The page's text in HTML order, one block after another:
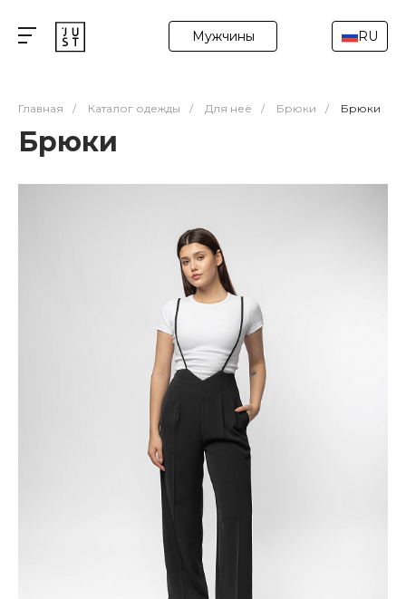
Мужчины RU
Главная / Каталог одежды / Для неё / Брюки / Брюки
Брюки